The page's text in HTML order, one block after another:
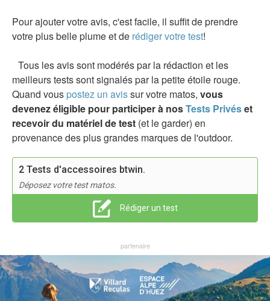
Pour ajouter votre avis, c'est facile, il suffit de prendre
votre plus belle plume et de rédiger votre test!
Tous les avis sont modérés par la rédaction et les
meilleurs tests sont signalés par la petite étoile rouge.
Quand vous postez un avissur votre matos, vous
devenez éligible pour participer à nosTests Privéset
recevoir du matériel de test (et le garder) en
provenance des plus grandes marques de l'outdoor.
2 Tests d'accessoires btwin.
Déposez votre test matos.
Rédiger un test